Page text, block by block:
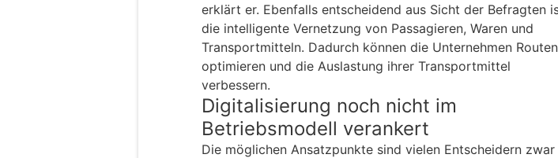
erklärt er. Ebenfalls entscheidend aus Sicht der Befragten
die intelligente Vernetzung von Passagieren, Waren und
Transportmitteln. Dadurch können die Unternehmen Routen
optimieren und die Auslastung ihrer Transportmittel
verbessern.
Digitalisierung noch nicht im
Betriebsmodell verankert
Die möglichen Ansatzpunkte sind vielen Entscheidern zwar